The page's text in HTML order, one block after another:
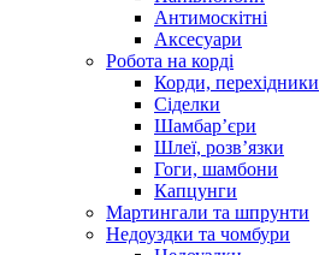
Антимоскітні
Аксесуари
Робота на корді
Корди, перехідники
Сіделки
Шамбар’єри
Шлеї, розв’язки
Гоги, шамбони
Капцунги
Мартингали та шпрунти
Недоуздки та чомбури